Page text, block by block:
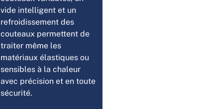
vide intelligent et un
refroidissement des
couteaux permettent de
traiter même les
matériaux élastiques ou
sensibles à la chaleur
avec précision et en toute
sécurité.